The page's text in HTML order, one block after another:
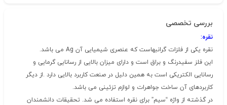
بررسی تخصصی
نقره:
نقره یکی از فلزات گرانبهاست که عنصری شیمیایی آن Ag می باشد.
این فلز سفیدرنگ و براق است و دارای میزان بالایی از رسانایی گرمایی و
رسانایی الکتریکی است به همین دلیل در صنعت کاربرد بالایی دارد .از دیگر
کاربردهای آن ساخت جواهرات و لوازم تزئینی می باشد.
در گذشته از واژه “سیم” برای نقره استفاده می شد. تحقیقات دانشمندان